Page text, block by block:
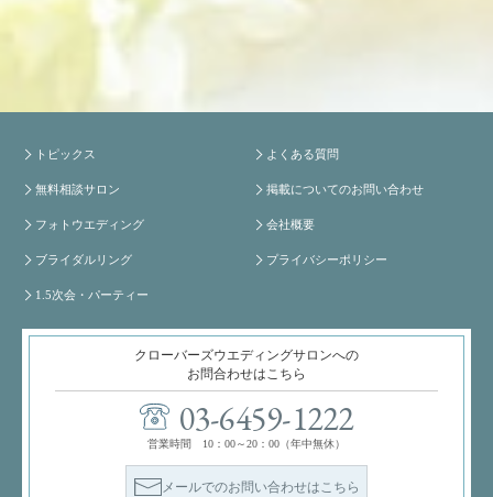
トピックス
無料相談サロン
フォトウエディング
ブライダルリング
1.5次会・パーティー
よくある質問
掲載についてのお問い合わせ
会社概要
プライバシーポリシー
クローバーズウエディングサロンへの
お問合わせはこちら
03-6459-1222
営業時間 10：00～20：00（年中無休）
メールでのお問い合わせはこちら